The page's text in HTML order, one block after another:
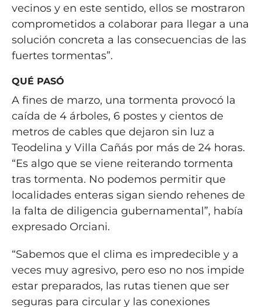
vecinos y en este sentido, ellos se mostraron
comprometidos a colaborar para llegar a una
solución concreta a las consecuencias de las
fuertes tormentas”.
QUÉ PASÓ
A fines de marzo, una tormenta provocó la
caída de 4 árboles, 6 postes y cientos de
metros de cables que dejaron sin luz a
Teodelina y Villa Cañás por más de 24 horas.
“Es algo que se viene reiterando tormenta
tras tormenta. No podemos permitir que
localidades enteras sigan siendo rehenes de
la falta de diligencia gubernamental”, había
expresado Orciani.
“Sabemos que el clima es impredecible y a
veces muy agresivo, pero eso no nos impide
estar preparados, las rutas tienen que ser
seguras para circular y las conexiones